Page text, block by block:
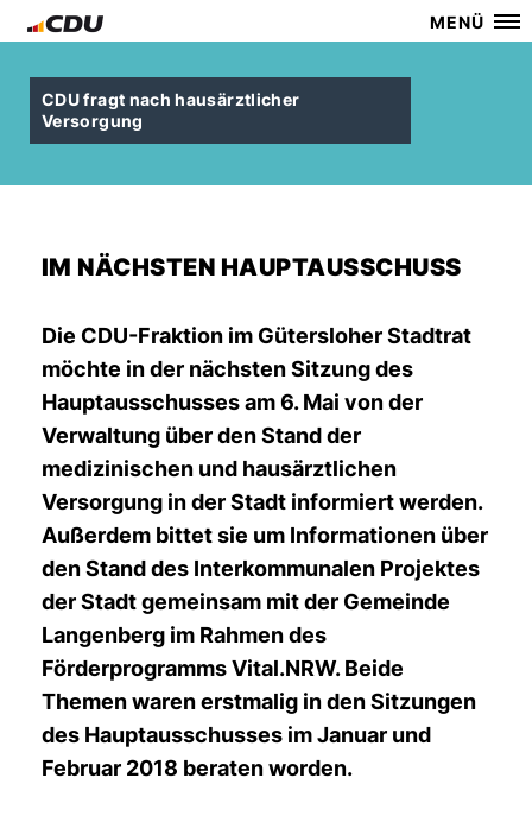
MENÜ
CDU fragt nach hausärztlicher
Versorgung
IM NÄCHSTEN HAUPTAUSSCHUSS
Die CDU-Fraktion im Gütersloher Stadtrat
möchte in der nächsten Sitzung des
Hauptausschusses am 6. Mai von der
Verwaltung über den Stand der
medizinischen und hausärztlichen
Versorgung in der Stadt informiert werden.
Außerdem bittet sie um Informationen über
den Stand des Interkommunalen Projektes
der Stadt gemeinsam mit der Gemeinde
Langenberg im Rahmen des
Förderprogramms Vital.NRW. Beide
Themen waren erstmalig in den Sitzungen
des Hauptausschusses im Januar und
Februar 2018 beraten worden.